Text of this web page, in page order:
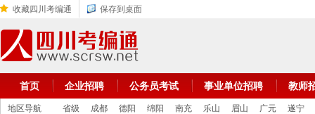
收藏四川考编通 保存到桌面
首页 企业招聘 公务员考试 事业单位招聘 教师
地区导航 省级 成都 德阳 绵阳 南充 乐山 眉山 广元 遂宁